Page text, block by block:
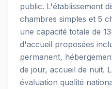
public. L'établissement
chambres simples et 5
une capacité totale de
d'accueil proposées
permanent,
de jour, accueil de nuit.
évaluation qualité